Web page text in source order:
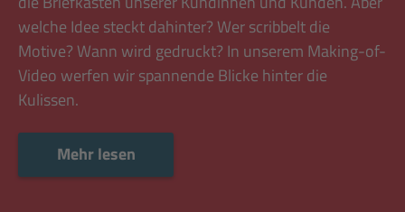
welche Idee steckt dahinter? Wer scribbelt die
Motive? Wann wird gedruckt? In unserem Making-of-
Video werfen wir spannende Blicke hinter die
Kulissen.
Mehr lesen